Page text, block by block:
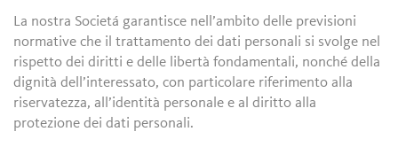
La nostra Societá garantisce nell’ambito delle previsioni
normative che il trattamento dei dati personali si svolge nel
rispetto dei diritti e delle libertà fondamentali, nonché della
dignità dell’interessato, con particolare riferimento alla
riservatezza, all’identità personale e al diritto alla
protezione dei dati personali.